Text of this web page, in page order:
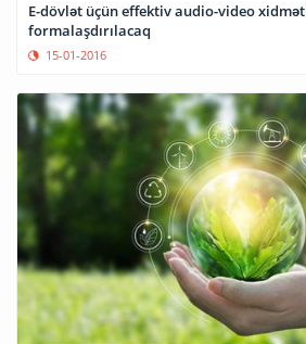
E-dövlət üçün effektiv audio-video
formalaşdırılacaq
15-01-2016